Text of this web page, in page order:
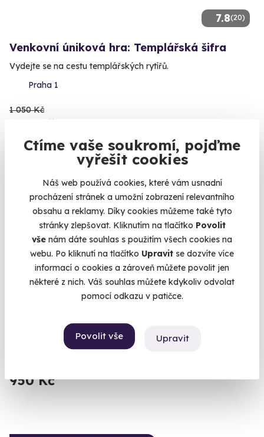
Ctíme vaše soukromí, pojďme
vyřešit cookies
Náš web používá cookies, které vám usnadní
procházení stránek a umožní zobrazení relevantního
obsahu a reklamy. Díky cookies můžeme také tyto
stránky zlepšovat. Kliknutím na tlačítko Povolit
vše nám dáte souhlas s použitím všech cookies na
webu. Po kliknutí na tlačítko Upravit se dozvíte více
informací o cookies a zároveň můžete povolit jen
některé z nich. Váš souhlas můžete kdykoliv odvolat
pomocí odkazu v patičce.
Povolit vše Upravit
7.8(20)
Venkovní úniková hra: Templářská šifra
Vydejte se na cestu templářských rytířů.
Praha 1
1 050 Kč
950 Kč
8.7
Volný termín už 08. 08. 2026
AKCE
Venkovní úniková hra: Praha ve filmu
Víte, kde se v Praze natáčely nejznámější filmy?
950 Kč